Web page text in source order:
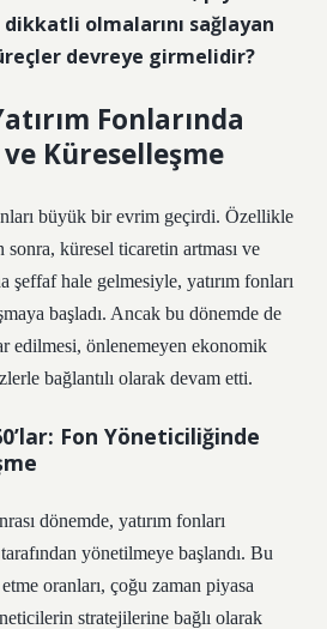
olmalarını sağlayan
devreye girmelidir?
Fonlarında
Küreselleşme
büyük bir evrim geçirdi. Özellikle
sonra, küresel ticaretin artması ve
şeffaf hale gelmesiyle, yatırım fonları
başladı. Ancak bu dönemde de
edilmesi, önlenemeyen ekonomik
bağlantılı olarak devam etti.
Fon Yöneticiliğinde
dönemde, yatırım fonları
yönetilmeye başlandı. Bu
oranları, çoğu zaman piyasa
stratejilerine bağlı olarak